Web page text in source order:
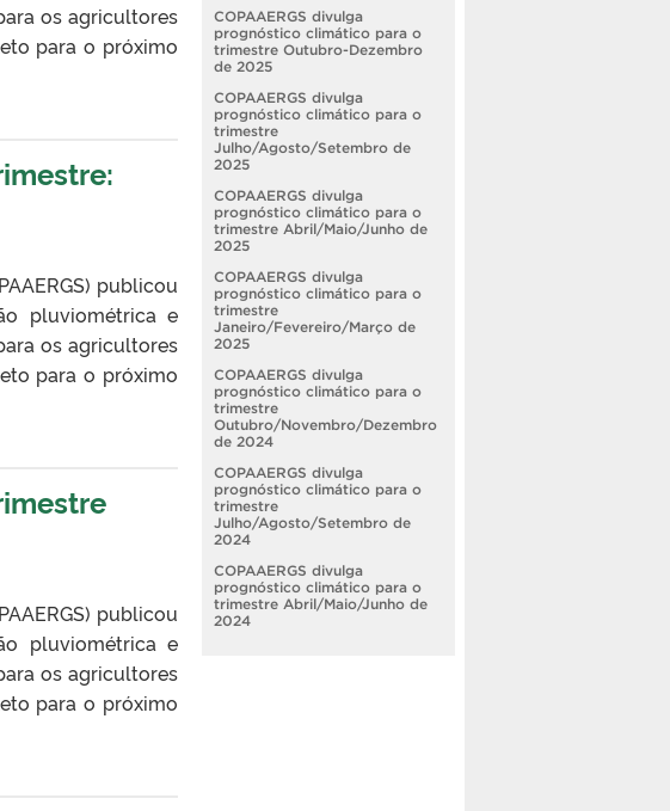
os agricultores
para o próximo
publicou
pluviométrica e
os agricultores
para o próximo
publicou
pluviométrica e
os agricultores
para o próximo
COPAAERGS divulga
prognóstico climático para o
trimestre Outubro-Dezembro
de 2025
COPAAERGS divulga
prognóstico climático para o
trimestre
Julho/Agosto/Setembro de
2025
COPAAERGS divulga
prognóstico climático para o
trimestre Abril/Maio/Junho de
2025
COPAAERGS divulga
prognóstico climático para o
trimestre
Janeiro/Fevereiro/Março de
2025
COPAAERGS divulga
prognóstico climático para o
trimestre
Outubro/Novembro/Dezembro
de 2024
COPAAERGS divulga
prognóstico climático para o
trimestre
Julho/Agosto/Setembro de
2024
COPAAERGS divulga
prognóstico climático para o
trimestre Abril/Maio/Junho de
2024